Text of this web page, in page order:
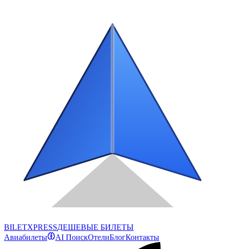
BILETXPRESSДЕШЕВЫЕ БИЛЕТЫ
Авиабилеты
AI ПоискОтелиБлогКонтакты